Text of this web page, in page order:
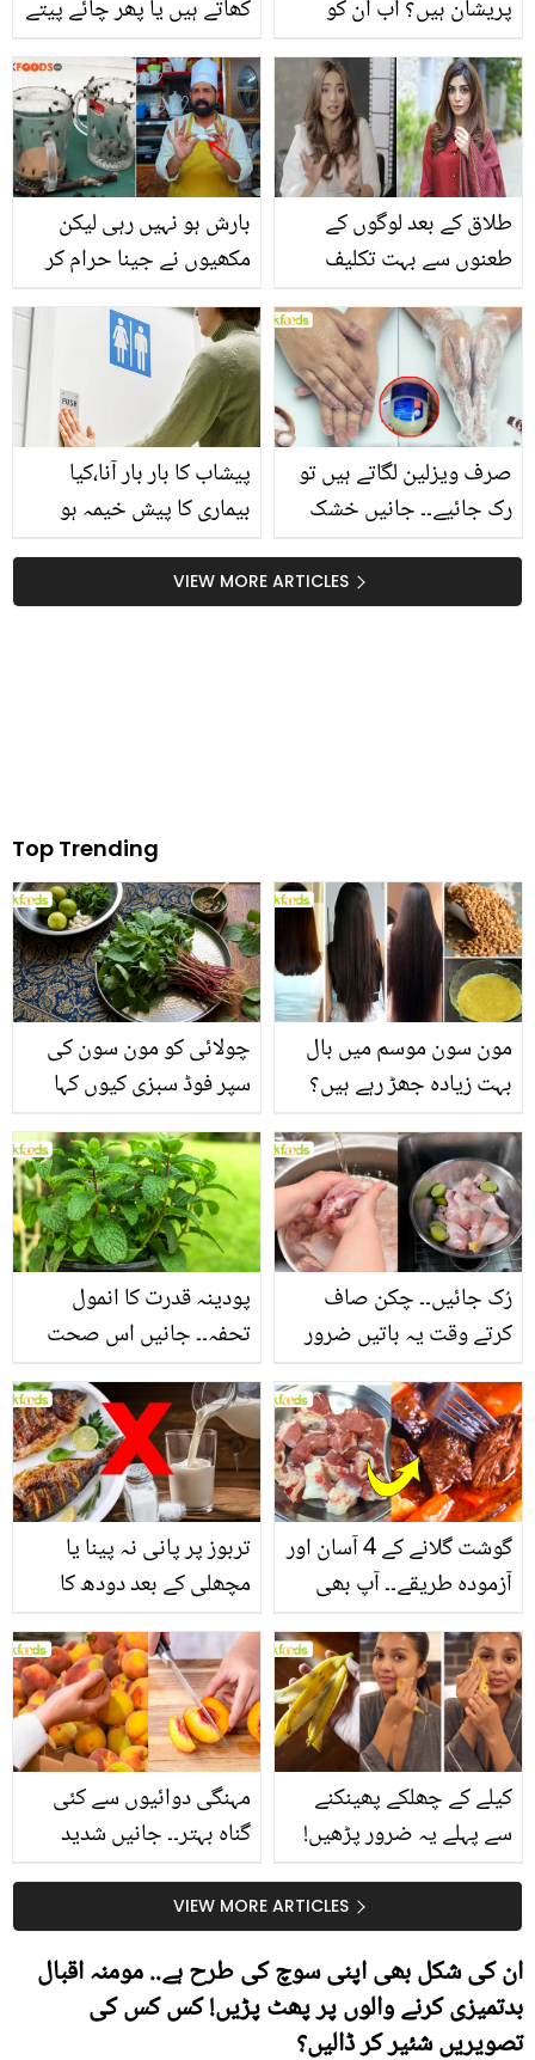
کھاتے ہیں یا پھر چائے پیتے
ہیں تو ٹہریں اور ایک بار یہ
لازمی پڑھ لیں کہ یہ۔۔
روزمرہ استعمال ہونے والی
چیزوں کے بارے میں ایسی
معلومات جو آپ کو بڑے
نقصان سے بچا سکتی ہیں
پریشان ہیں؟ اب ان کو
کریں چند گھریلو ٹپس آزما
کر ایک دم صاف اور
چمکدار وہ بھی منٹوں میں
بارش ہو نہیں رہی لیکن
مکھیوں نے جینا حرام کر
دیا ہے ۔۔ بابا فوڈز نے بتایا
مکھیاں بھگانے کا زبردست
اور سستا طریقہ
طلاق کے بعد لوگوں کے
طعنوں سے بہت تکلیف
ہوئی ۔۔ جانیے ان مشہور
شوبز شخصیات کی زندگی
کے تلخ واقعات کے بارے
میں جس نے انہیں بہت
متاثر کیا؟
پیشاب کا بار بار آنا،کیا
بیماری کا پیش خیمہ ہو
سکتا ہے، اس کی کیا
وجوہات ہیں؟
صرف ویزلین لگاتے ہیں تو
رک جائیے۔۔ جانیں خشک
جلد کو نرم و ملائم بنانے
کے لیئے ویزلین میں کیا ملا
کر لگانا چاہیئے؟
VIEW MORE ARTICLES
Top Trending
چولائی کو مون سون کی
سپر فوڈ سبزی کیوں کہا
جاتا ہے؟ جانیں وٹامنز،
منرلز اور اینٹی آکسیڈنٹس
سے بھرپور اس سبزی کے
فائدے
مون سون موسم میں بال
بہت زیادہ جھڑ رہے ہیں؟
جانیں بالوں کو مضبوط
بنانے کے چند قدرتی طریقے
پودینہ قدرت کا انمول
تحفہ۔۔ جانیں اس صحت
بخش پتوں کے 10 حیرت
انگیز طبی فوائد
رُک جائیں۔۔ چکن صاف
کرتے وقت یہ باتیں ضرور
یاد رکھیں
تربوز پر پانی نہ پینا یا
مچھلی کے بعد دودھ کا
استعمال۔۔ جانیں کھانوں
سے متعلق غلط فہمیوں کی
حقیقت کیا ہے اور افواہ
کیا؟
گوشت گلانے کے 4 آسان اور
آزمودہ طریقے۔۔ آپ بھی
جانیں انٹرنیشنل شیف کے
بتائے راز
مہنگی دوائیوں سے کئی
گناہ بہتر۔۔ جانیں شدید
گرمی کے موسم میں آڑو
کیوں کھانا چاہیے؟
کیلے کے چھلکے پھینکنے
سے پہلے یہ ضرور پڑھیں!
جلد کے 3 بڑے مسائل کا
سستا اور قدرتی حلVIEW MORE ARTICLES
ان کی شکل بھی اپنی سوچ کی طرح ہے.. مومنہ اقبال
بدتمیزی کرنے والوں پر پھٹ پڑیں! کس کس کی
تصویریں شئیر کر ڈالیں؟